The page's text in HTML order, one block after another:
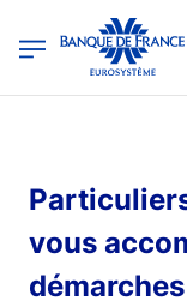
Banque de France -
vous
démarches